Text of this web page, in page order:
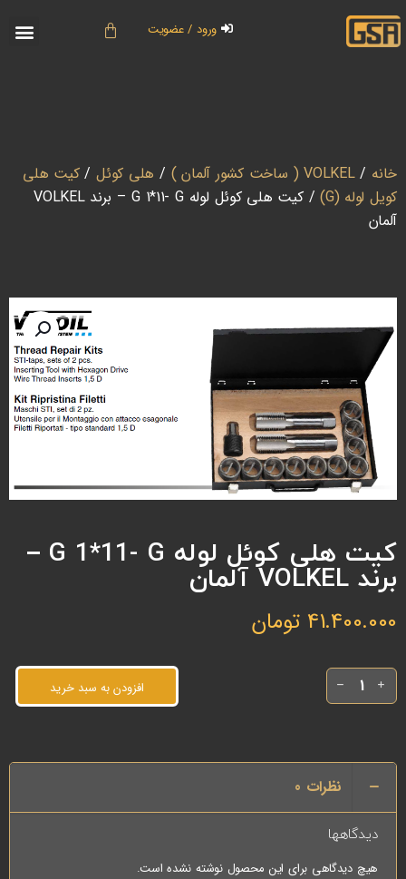
ورود / عضویت
خانه /VOLKEL ( ساخت کشور آلمان ) / هلی کوئل/کیت هلی
کویل لوله (G)
/ کیت هلی کوئل لوله G 1*11- G – برند VOLKEL
آلمان
کیت هلی کوئل لوله G 1*11- G –
برند VOLKEL آلمان
41.400.000 تومان
افزودن به سبد خرید
نظرات 0
دیدگاهها
هیچ دیدگاهی برای این محصول نوشته نشده است.